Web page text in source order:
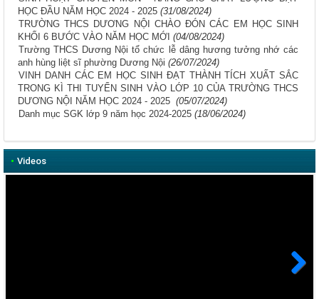
HỌC ĐẦU NĂM HỌC 2024 - 2025 (31/08/2024)
TRƯỜNG THCS DƯƠNG NỘI CHÀO ĐÓN CÁC EM HỌC SINH
KHỐI 6 BƯỚC VÀO NĂM HỌC MỚI (04/08/2024)
Trường THCS Dương Nội tổ chức lễ dâng hương tưởng nhớ các
anh hùng liệt sĩ phường Dương Nội (26/07/2024)
VINH DANH CÁC EM HỌC SINH ĐẠT THÀNH TÍCH XUẤT SẮC
TRONG KÌ THI TUYỂN SINH VÀO LỚP 10 CỦA TRƯỜNG THCS
DƯƠNG NỘI NĂM HỌC 2024 - 2025 (05/07/2024)
Danh mục SGK lớp 9 năm học 2024-2025 (18/06/2024)
• Videos